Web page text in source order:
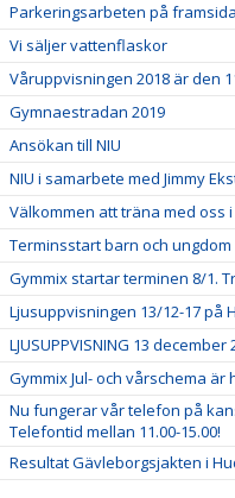
Parkeringsarbeten på
Vi säljer vattenflaskor
Våruppvisningen 2018 är den
Gymnaestradan 2019
Ansökan till NIU
NIU i samarbete med Jimmy
Välkommen att träna med oss i
Terminsstart barn och ungdom
Gymmix startar terminen 8/1.
Ljusuppvisningen 13/12-17 på
LJUSUPPVISNING 13 december
Gymmix Jul- och vårschema är
Nu fungerar vår telefon på
Telefontid mellan 11.00-15.00!
Resultat Gävleborgsjakten i